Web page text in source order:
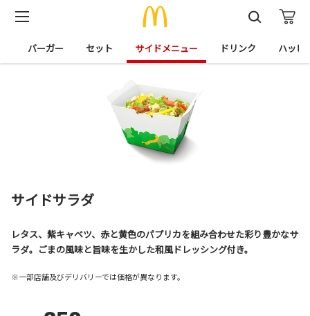
バーガー セット サイドメニュー ドリンク ハッピ
サイドサラダ
レタス、紫キャベツ、赤と黄色のパプリカを組み合わせた彩り豊かなサ
ラダ。ごまの風味と旨味を生かした和風ドレッシング付き。
※一部店舗及びデリバリーでは価格が異なります。